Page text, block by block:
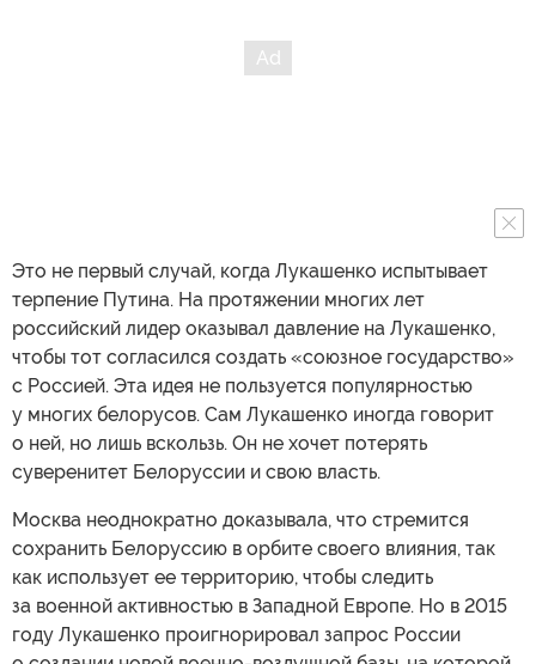
Это не первый случай, когда Лукашенко испытывает
терпение Путина. На протяжении многих лет
российский лидер оказывал давление на Лукашенко,
чтобы тот согласился создать «союзное государство»
с Россией. Эта идея не пользуется популярностью
у многих белорусов. Сам Лукашенко иногда говорит
о ней, но лишь вскользь. Он не хочет потерять
суверенитет Белоруссии и свою власть.
Москва неоднократно доказывала, что стремится
сохранить Белоруссию в орбите своего влияния, так
как использует ее территорию, чтобы следить
за военной активностью в Западной Европе. Но в 2015
году Лукашенко проигнорировал запрос России